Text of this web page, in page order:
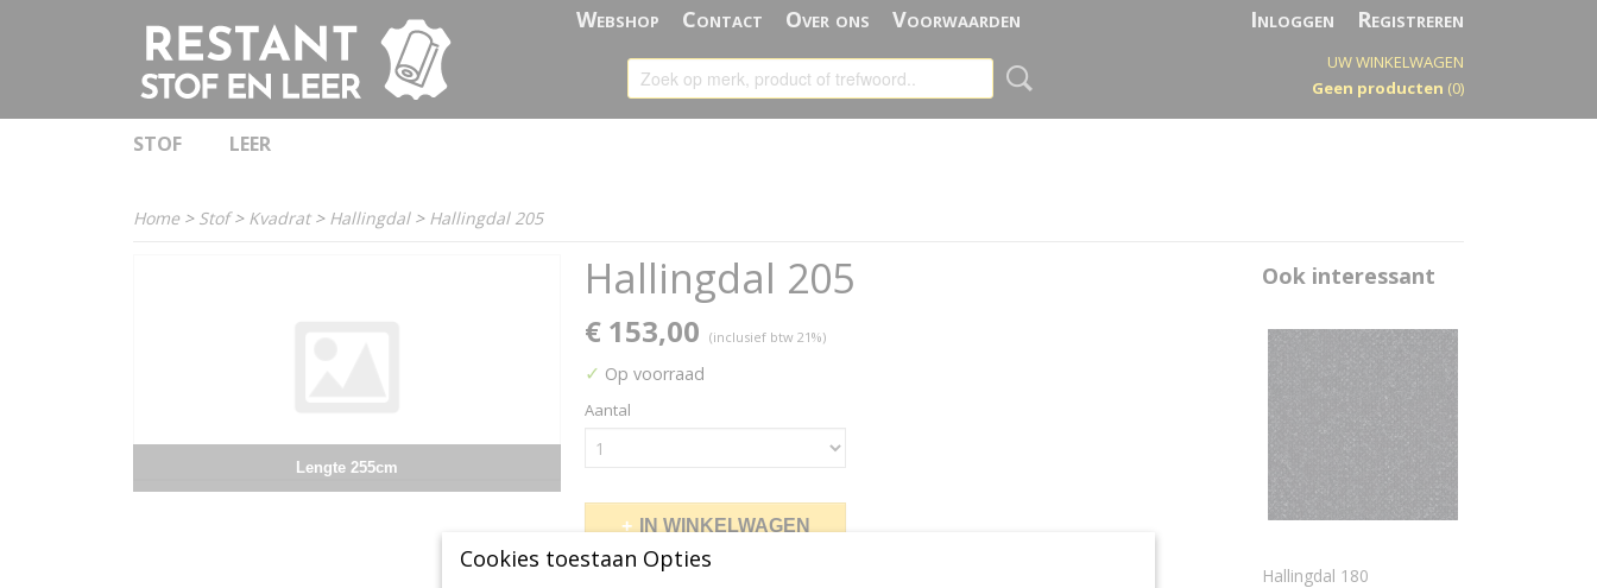
Webshop Contact Over ons Voorwaarden Inloggen Registreren
UW WINKELWAGEN
Geen producten (0)
STOF LEER
Home> Stof> Kvadrat> Hallingdal> Hallingdal 205
Lengte 255cm
Hallingdal 205
€ 153,00 (inclusief btw 21%)
✓ Op voorraad
Aantal
IN WINKELWAGEN
Ook interessant
Hallingdal 180
Cookies toestaan Opties